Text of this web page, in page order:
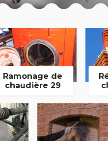
Ramonage de
chaudière 29